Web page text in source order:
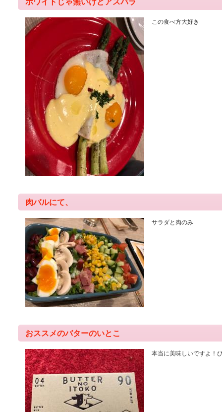
ホワイトじゃ無いけどアスパラ
この食べ方大好き
肉バルにて、
サラダと肉のみ
おススメのバターのいとこ
本当に美味しいですよ！